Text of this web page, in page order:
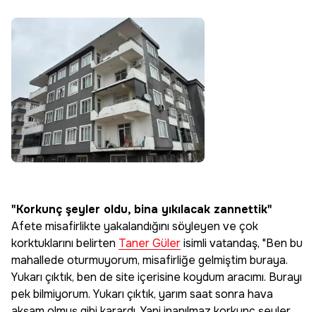
"Korkunç şeyler oldu, bina yıkılacak zannettik"
Afete misafirlikte yakalandığını söyleyen ve çok
korktuklarını belirten Taner Gülerisimli vatandaş, "Ben bu
mahallede oturmuyorum, misafirliğe gelmiştim buraya.
Yukarı çıktık, ben de site içerisine koydum aracımı. Burayı
pek bilmiyorum. Yukarı çıktık, yarım saat sonra hava